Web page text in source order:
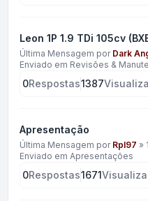
Leon 1P 1.9 TDi 105cv
Última Mensagem por Dark
Enviado em Revisões &
0Respostas1387
Apresentação
Última Mensagem por Rpl97 »
Enviado em Apresentações
0Respostas1671